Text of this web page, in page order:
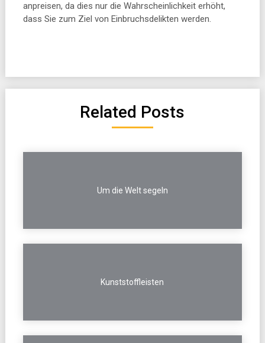
anpreisen, da dies nur die Wahrscheinlichkeit erhöht,
dass Sie zum Ziel von Einbruchsdelikten werden.
Related Posts
Um die Welt segeln
Kunststoffleisten